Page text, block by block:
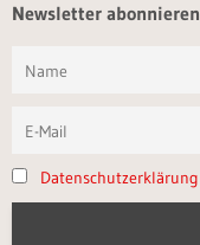
Newsletter abonnieren
Datenschutzerklärung